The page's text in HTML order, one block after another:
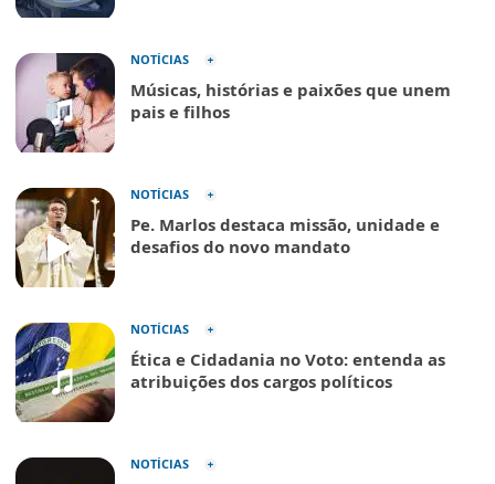
NOTÍCIAS
Músicas, histórias e paixões que unem
pais e filhos
NOTÍCIAS
Pe. Marlos destaca missão, unidade e
desafios do novo mandato
NOTÍCIAS
Ética e Cidadania no Voto: entenda as
atribuições dos cargos políticos
NOTÍCIAS